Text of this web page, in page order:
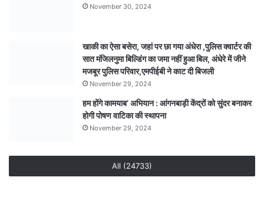
November 30, 2024
खाकी का ऐसा बसेरा, जहां पर छा गया अंधेरा ,पुलिस क्वार्टर की
सात मंजिलनुमा बिल्डिंग का जमा नहीं हुआ बिल, अंधेरे में जीने
मजबूर पुलिस परिवार,एमपीईबी ने काट दी बिजली
November 29, 2024
हम होंगे कामयाब’ अभियान : आंगनबाड़ी केंद्रों को सुंदर बनाकर
होगी पोषण वाटिका की स्थापना
November 29, 2024
All (24733)